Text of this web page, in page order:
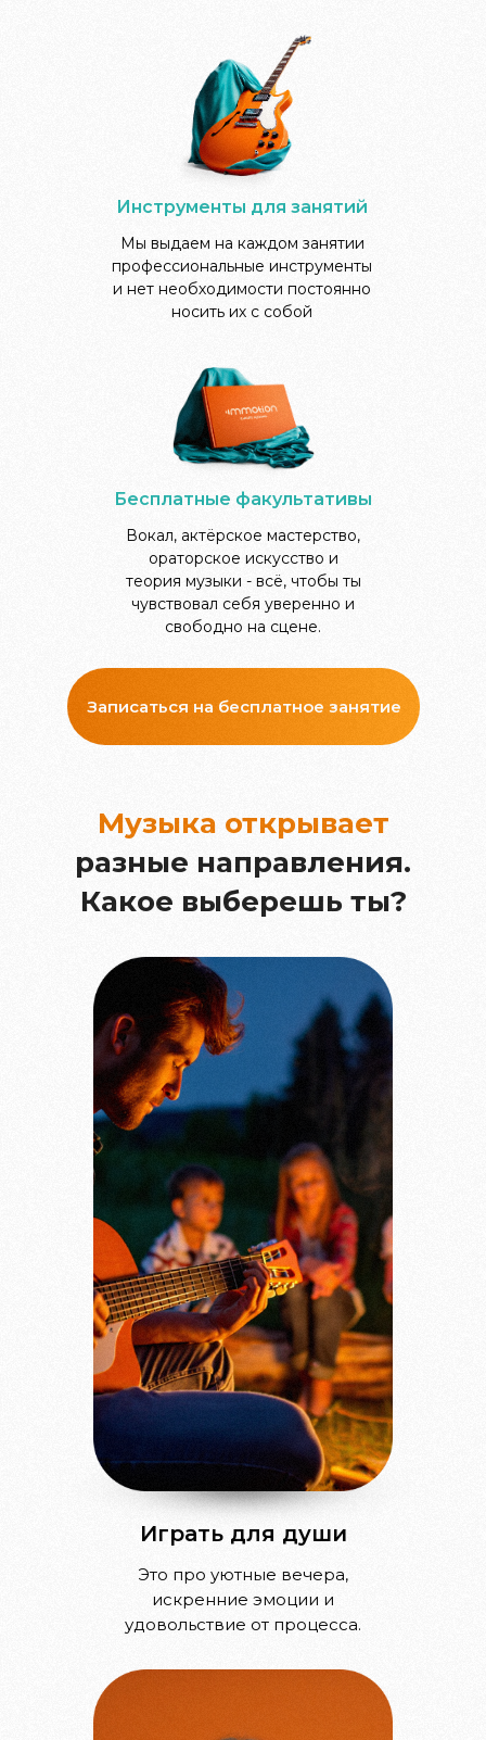
Мы выдаем на каждом занятии
профессиональные инструменты
и нет необходимости постоянно
носить их с собой
Вокал, актёрское мастерство,
ораторское искусство и
теория музыки - всё, чтобы ты
чувствовал себя уверенно и
свободно на сцене.
Бесплатные факультативы
Инструменты для занятий
Записаться на бесплатное занятие
Это про уютные вечера,
искренние эмоции и
удовольствие от процесса.
Играть для души
Музыка открывает
разные направления.
Какое выберешь ты?